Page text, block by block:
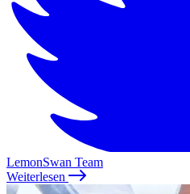
LemonSwan Team
Weiterlesen